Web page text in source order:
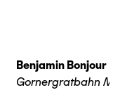
Benjamin Bonjour
Gornergratbahn